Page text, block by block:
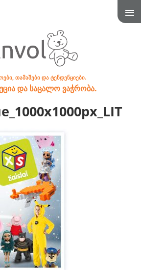
თამაშები და ტენდენციები.
და საცალო ვაჭრობა.